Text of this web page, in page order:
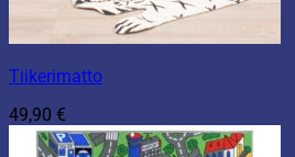
Tiikerimatto
49,90 €